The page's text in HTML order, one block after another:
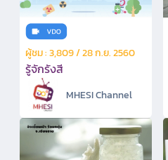
ผู้ชม : 3,809 / 28 ก.ย. 2560
รู้จักรังสี
MHESI Channel